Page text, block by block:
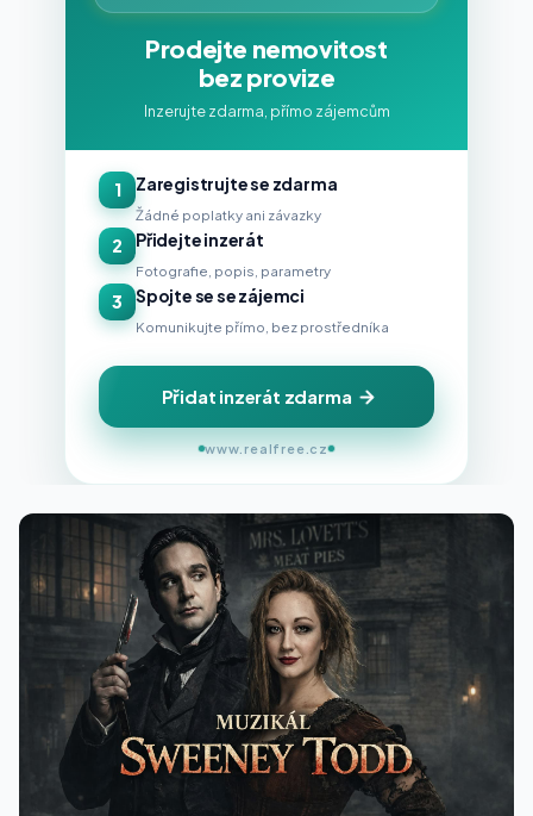
Prodejte nemovitost
bez provize
Inzerujte zdarma, přímo zájemcům
1 Zaregistrujte se zdarma
Žádné poplatky ani závazky
2 Přidejte inzerát
Fotografie, popis, parametry
3 Spojte se se zájemci
Komunikujte přímo, bez prostředníka
Přidat inzerát zdarma
www.realfree.cz